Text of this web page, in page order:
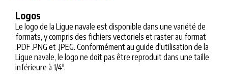
Logos
Le logo de la Ligue navale est disponible dans une variété de
formats, y compris des fichiers vectoriels et raster au format
.PDF .PNG et .JPEG. Conformément au guide d'utilisation de la
Ligue navale, le logo ne doit pas être reproduit dans une taille
inférieure à 1/4".